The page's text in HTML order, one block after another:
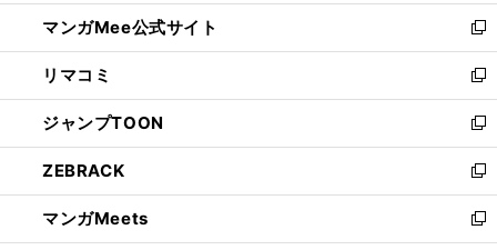
く
ン
ド
ウ
で
開
く
ウ
ィ
ン
ド
ウ
で
開
く
し
い
ウ
ィ
ン
ド
ウ
で
開
く
マンガMee公式サイト
新
し
い
ウ
ィ
ン
ド
ウ
で
開
リマコミ
新
し
い
ウ
ィ
ン
ド
ウ
ジャンプTOON
新
し
い
ウ
ィ
ン
ZEBRACK
新
し
い
ウ
マンガMeets
新